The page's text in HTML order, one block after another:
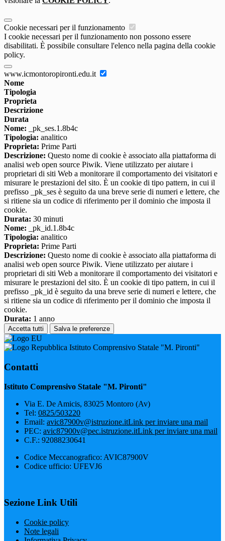
Cookie necessari per il funzionamento
I cookie necessari per il funzionamento non possono essere
disabilitati. È possibile consultare l'elenco nella pagina della cookie
policy.
www.icmontoropironti.edu.it
Nome
Tipologia
Proprieta
Descrizione
Durata
Nome: _pk_ses.1.8b4c
Tipologia: analitico
Proprieta: Prime Parti
Descrizione: Questo nome di cookie è associato alla piattaforma di
analisi web open source Piwik. Viene utilizzato per aiutare i
proprietari di siti Web a monitorare il comportamento dei visitatori e
misurare le prestazioni del sito. È un cookie di tipo pattern, in cui il
prefisso _pk_ses è seguito da una breve serie di numeri e lettere, che
si ritiene sia un codice di riferimento per il dominio che imposta il
cookie.
Durata: 30 minuti
Nome: _pk_id.1.8b4c
Tipologia: analitico
Proprieta: Prime Parti
Descrizione: Questo nome di cookie è associato alla piattaforma di
analisi web open source Piwik. Viene utilizzato per aiutare i
proprietari di siti Web a monitorare il comportamento dei visitatori e
misurare le prestazioni del sito. È un cookie di tipo pattern, in cui il
prefisso _pk_id è seguito da una breve serie di numeri e lettere, che
si ritiene sia un codice di riferimento per il dominio che imposta il
cookie.
Durata: 1 anno
Accetta tutti Salva le preferenze
Istituto Comprensivo Statale "M. Pironti"
Contatti
Istituto Comprensivo Statale "M. Pironti"
Via E. De Amicis, 83025 Montoro (Av)
Tel: 0825/503220
Email: avic87900v@istruzione.itLink per inviare una mail
PEC: avic87900v@pec.istruzione.itLink per inviare una mail
C.F.: 92088230641
Codice Meccanografico: AVIC87900V
Codice ufficio: UFEVJ6
Sezione Link Utili
Cookie policy
Note legali